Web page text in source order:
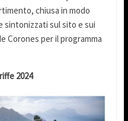
chiusa in modo
sul sito e sui
Corones per il programma
2024